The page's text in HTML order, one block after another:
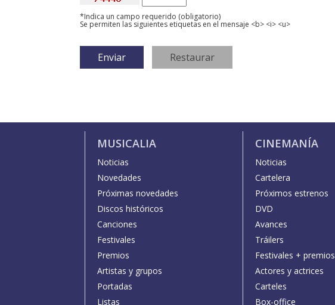
*Indica un campo requerido (obligatorio)
Se permiten las siguientes etiquetas en el mensaje <b> <i> <u>
MUSICALIA
Noticias
Novedades
Próximas novedades
Discos históricos
Canciones
Festivales
Premios
Artistas y grupos
Portadas
Listas
CINEMANÍA
Noticias
Cartelera
Próximos estrenos
DVD
Avances
Tráilers
Festivales + premios
Actores y actrices
Carteles
Box-office